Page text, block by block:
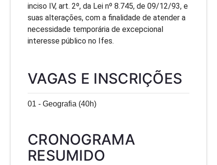
inciso IV, art. 2º, da Lei nº 8.745, de 09/12/93, e
suas alterações, com a finalidade de atender a
necessidade temporária de excepcional
interesse público no Ifes.
VAGAS E INSCRIÇÕES
01 - Geografia (40h)
CRONOGRAMA
RESUMIDO